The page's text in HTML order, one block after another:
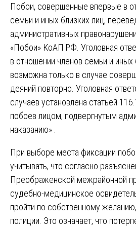
Побои, совершенные впервые в
семьи и иных близких лиц,
административных
«Побои» КоАП РФ. Уголовная
в отношении членов семьи и иных
возможна только в случае
деяний повторно. Уголовная
случаев установлена статьей
побоев лицом, подвергнутым
наказанию» .
При выборе места фиксации
учитывать, что согласно
Преображенской межрайонной
судебно-медицинское
пройти по собственному
полиции. Это означает, что